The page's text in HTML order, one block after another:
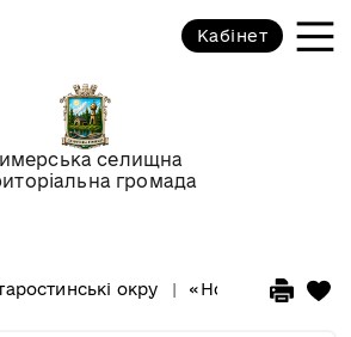
селищна
громада
Кабінет
окру «Новини наших